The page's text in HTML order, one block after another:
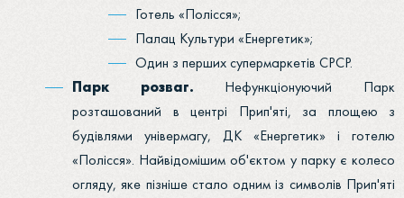
Готель «Полісся»;
Палац Культури «Енергетик»;
Один з перших супермаркетів СРСР.
Парк розваг. Нефункціонуючий Парк
розташований в центрі Прип'яті, за площею з
будівлями універмагу, ДК «Енергетик» і готелю
«Полісся». Найвідомішим об'єктом у парку є колесо
огляду, яке пізніше стало одним із символів Прип'яті